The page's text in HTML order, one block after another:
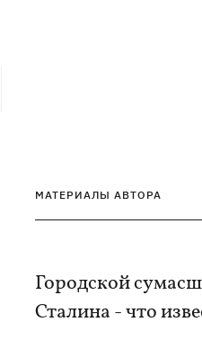
МАТЕРИАЛЫ АВТОРА
Городской
Сталина - что